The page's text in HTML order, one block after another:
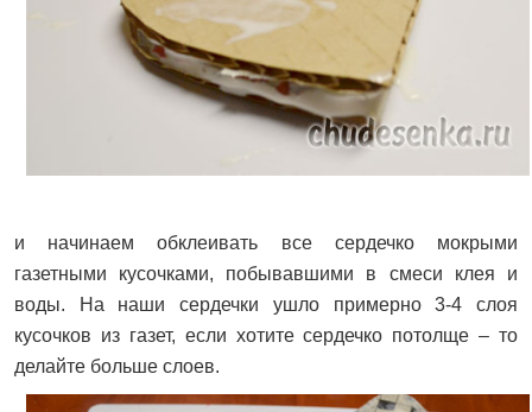
и начинаем обклеивать все сердечко мокрыми
газетными кусочками, побывавшими в смеси клея и
воды. На наши сердечки ушло примерно 3-4 слоя
кусочков из газет, если хотите сердечко потолще – то
делайте больше слоев.